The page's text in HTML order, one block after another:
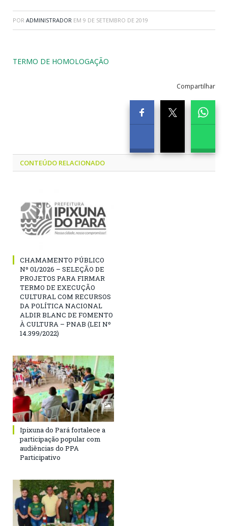
POR ADMINISTRADOR EM 9 DE SETEMBRO DE 2019
TERMO DE HOMOLOGAÇÃO
Compartilhar
CONTEÚDO RELACIONADO
CHAMAMENTO PÚBLICO
Nº 01/2026 – SELEÇÃO DE
PROJETOS PARA FIRMAR
TERMO DE EXECUÇÃO
CULTURAL COM RECURSOS
DA POLÍTICA NACIONAL
ALDIR BLANC DE FOMENTO
À CULTURA – PNAB (LEI Nº
14.399/2022)
Ipixuna do Pará fortalece a
participação popular com
audiências do PPA
Participativo